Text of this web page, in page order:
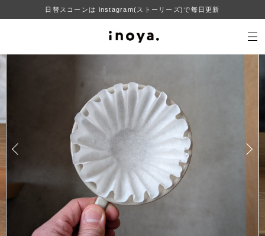
日替スコーンは instagram(ストーリーズ)で毎日更新